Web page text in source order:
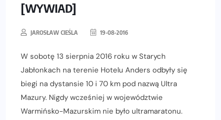
[WYWIAD]
JAROSŁAW CIEŚLA 19-08-2016
W sobotę 13 sierpnia 2016 roku w Starych
Jabłonkach na terenie Hotelu Anders odbyły się
biegi na dystansie 10 i 70 km pod nazwą Ultra
Mazury. Nigdy wcześniej w województwie
Warmińsko-Mazurskim nie było ultramaratonu.